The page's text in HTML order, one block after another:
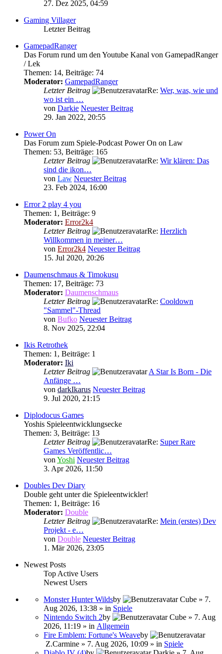
27. Dez 2025, 04:59
Gaming Villager
Letzter Beitrag
GamepadRanger
Das Forum rund um den Youtube Kanal von GamepadRanger
/ Lek
Themen: 14, Beiträge: 74
Moderator: GamepadRanger
Letzter Beitrag
Re: Wer, was, wie und
wo ist ein …
von Darkie Neuester Beitrag
29. Jan 2022, 20:55
Power On
Das Forum zum Spiele-Podcast Power On on Law
Themen: 53, Beiträge: 165
Letzter Beitrag
Re: Wir klären: Das
sind die ikon…
von Law Neuester Beitrag
23. Feb 2024, 16:00
Error 2 play 4 you
Themen: 1 , Beiträge: 9
Moderator: Error2k4
Letzter Beitrag
Re: Herzlich
Willkommen in meiner…
von Error2k4 Neuester Beitrag
15. Jul 2020, 20:26
Daumenschmaus & Timokusu
Themen: 17, Beiträge: 73
Moderator: Daumenschmaus
Letzter Beitrag
Re: Cooldown
"Sammel"-Thread
von Bufko Neuester Beitrag
8. Nov 2025, 22:04
Ikis Retrothek
Themen: 1 , Beiträge: 1
Moderator: Iki
Letzter Beitrag
A Star Is Born - Die
Anfänge …
von darkIkarus Neuester Beitrag
9. Jul 2020, 21:15
Diplodocus Games
Yoshis Spieleentwicklungsecke
Themen: 3, Beiträge: 13
Letzter Beitrag
Re: Super Rare
Games Veröffentlic…
von Yoshi Neuester Beitrag
3. Apr 2026, 11:50
Doubles Dev Diary
Double geht unter die Spieleentwickler!
Themen: 1 , Beiträge: 16
Moderator: Double
Letzter Beitrag
Re: Mein (erstes) Dev
Projekt - e…
von Double Neuester Beitrag
1. Mär 2026, 23:05
Newest Posts
Top Active Users
Newest Users
Monster Hunter Wildsby Cube » 7.
Aug 2026, 13:38 » in Spiele
Nintendo Switch 2by Cube » 7. Aug
2026, 11:19 » in Allgemein
Fire Emblem: Fortune's Weaveby
Z.Carmine » 7. Aug 2026, 10:09 » in Spiele